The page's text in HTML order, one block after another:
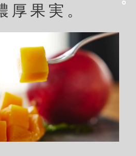
厚果実。